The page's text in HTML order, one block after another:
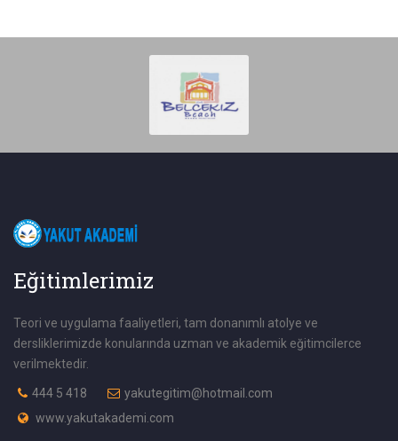
Eğitimlerimiz
Teori ve uygulama faaliyetleri, tam donanımlı atolye ve
dersliklerimizde konularında uzman ve akademik eğitimcilerce
verilmektedir.
444 5 418
yakutegitim@hotmail.com
www.yakutakademi.com